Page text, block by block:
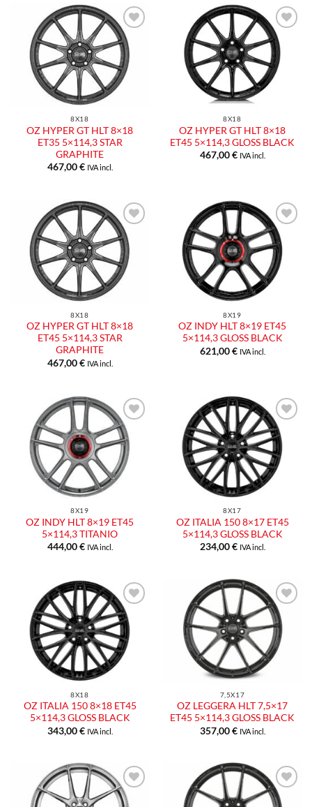
8X18
OZ HYPER GT HLT 8×18
ET35 5×114,3 STAR
GRAPHITE
467,00€ IVA incl.
8X18
OZ HYPER GT HLT 8×18
ET45 5×114,3 GLOSS BLACK
467,00€ IVA incl.
8X18
OZ HYPER GT HLT 8×18
ET45 5×114,3 STAR
GRAPHITE
467,00€ IVA incl.
8X19
OZ INDY HLT 8×19 ET45
5×114,3 GLOSS BLACK
621,00€ IVA incl.
8X19
OZ INDY HLT 8×19 ET45
5×114,3 TITANIO
444,00€ IVA incl.
8X17
OZ ITALIA 150 8×17 ET45
5×114,3 GLOSS BLACK
234,00€ IVA incl.
8X18
OZ ITALIA 150 8×18 ET45
5×114,3 GLOSS BLACK
343,00€ IVA incl.
7,5X17
OZ LEGGERA HLT 7,5×17
ET45 5×114,3 GLOSS BLACK
357,00€ IVA incl.